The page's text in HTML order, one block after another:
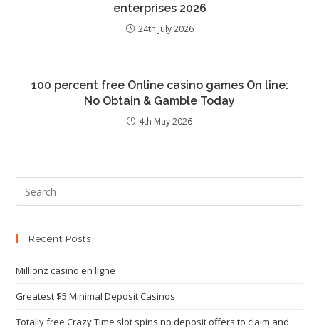
enterprises 2026
24th July 2026
100 percent free Online casino games On line:
No Obtain & Gamble Today
4th May 2026
Recent Posts
Millionz casino en ligne
Greatest $5 Minimal Deposit Casinos
Totally free Crazy Time slot spins no deposit offers to claim and